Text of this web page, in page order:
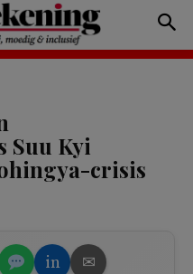
Suu Kyi
crisis
in ✉